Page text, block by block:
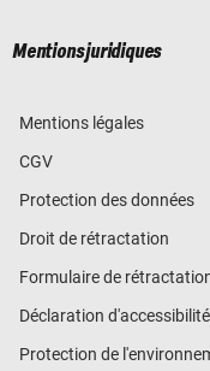
Mentions juridiques
Mentions légales
CGV
Protection des données
Droit de rétractation
Formulaire de
Déclaration d'accessibilité
Protection de